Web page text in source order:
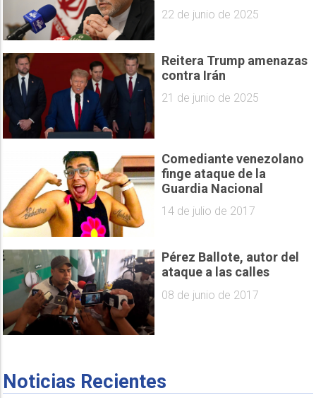
22 de junio de 2025
Reitera Trump amenazas
contra Irán
21 de junio de 2025
Comediante venezolano
finge ataque de la
Guardia Nacional
14 de julio de 2017
Pérez Ballote, autor del
ataque a las calles
08 de junio de 2017
Noticias Recientes